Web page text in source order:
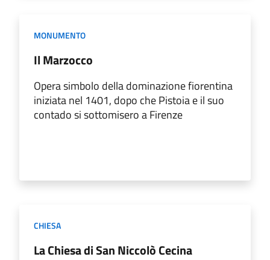
MONUMENTO
Il Marzocco
Opera simbolo della dominazione fiorentina
iniziata nel 1401, dopo che Pistoia e il suo
contado si sottomisero a Firenze
CHIESA
La Chiesa di San Niccolò Cecina